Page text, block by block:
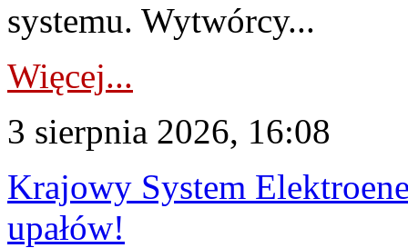
systemu. Wytwórcy...
Więcej...
3 sierpnia 2026, 16:08
Krajowy System
upałów!